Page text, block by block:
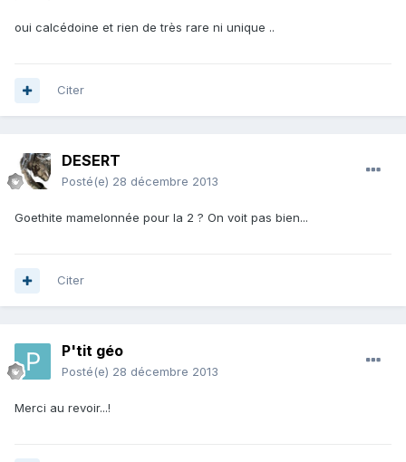
oui calcédoine et rien de très rare ni unique ..
Citer
DESERT
Posté(e) 28 décembre 2013
Goethite mamelonnée pour la 2 ? On voit pas bien...
Citer
P'tit géo
Posté(e) 28 décembre 2013
Merci au revoir...!